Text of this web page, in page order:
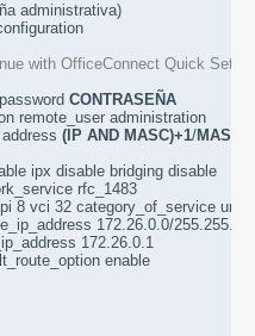
administrativa)
with OfficeConnect Quick
password CONTRASEÑA
remote_user administration
(IP AND MASC)+1/
ipx disable bridging disable
rfc_1483
8 vci 32 category_of_service
172.26.0.0/
172.26.0.1
enable